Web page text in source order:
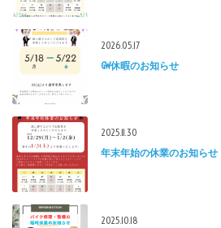
2026.05.17
GW休暇のお知らせ
2025.11.30
年末年始の休業のお知らせ
2025.10.18